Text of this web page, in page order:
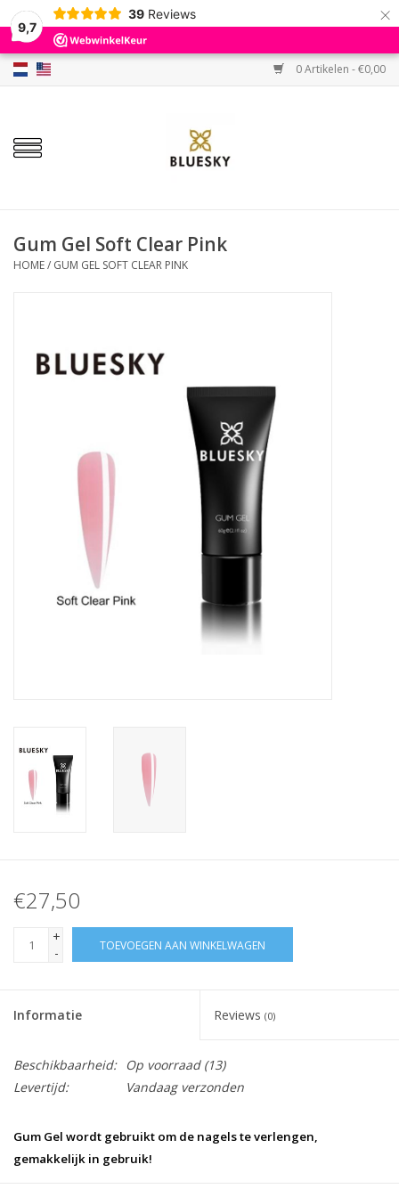
9,7
39 Reviews ×
0 Artikelen - €0,00
Home
Kleuren
Base & Top
Accessoires
Gum Gel Soft Clear Pink
HOME/ GUM GEL SOFT CLEAR PINK
€27,50
+
-
TOEVOEGEN AAN WINKELWAGEN
Informatie Reviews (0)
Beschikbaarheid: Op voorraad(13)
Levertijd:
Vandaag verzonden
Gum Gel wordt gebruikt om de nagels te verlengen,
gemakkelijk in gebruik!